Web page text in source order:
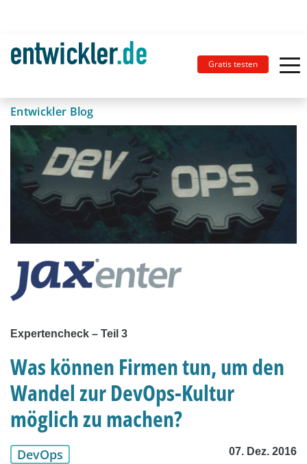
Gratis testen
Entwickler Blog
Expertencheck – Teil 3
Was können Firmen tun, um den
Wandel zur DevOps-Kultur
möglich zu machen?
DevOps 07. Dez. 2016